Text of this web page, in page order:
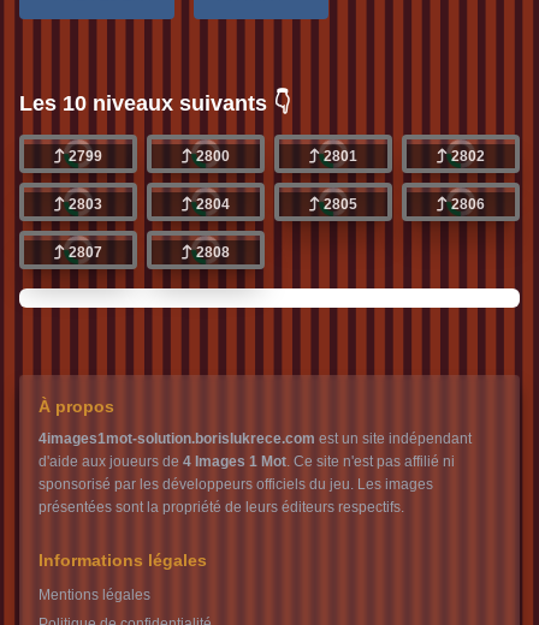
Les 10 niveaux suivants 👇
2799 2800 2801 2802
2803 2804 2805 2806
2807 2808
À propos
4images1mot-solution.borislukrece.com est un site indépendant
d'aide aux joueurs de 4 Images 1 Mot. Ce site n'est pas affilié ni
sponsorisé par les développeurs officiels du jeu. Les images
présentées sont la propriété de leurs éditeurs respectifs.
Informations légales
Mentions légales